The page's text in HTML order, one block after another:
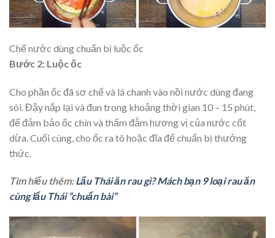
Chế nước dùng chuẩn bị luộc ốc
Bước 2: Luộc ốc
Cho phần ốc đã sơ chế và lá chanh vào nồi nước dùng đang
sôi. Đậy nắp lại và đun trong khoảng thời gian 10 – 15 phút,
để đảm bảo ốc chín và thấm đẫm hương vị của nước cốt
dừa. Cuối cùng, cho ốc ra tô hoặc đĩa để chuẩn bị thưởng
thức.
Tìm hiểu thêm:Lẩu Thái ăn rau gì? Mách bạn 9 loại rau ăn
cùng lẩu Thái “chuẩn bài”